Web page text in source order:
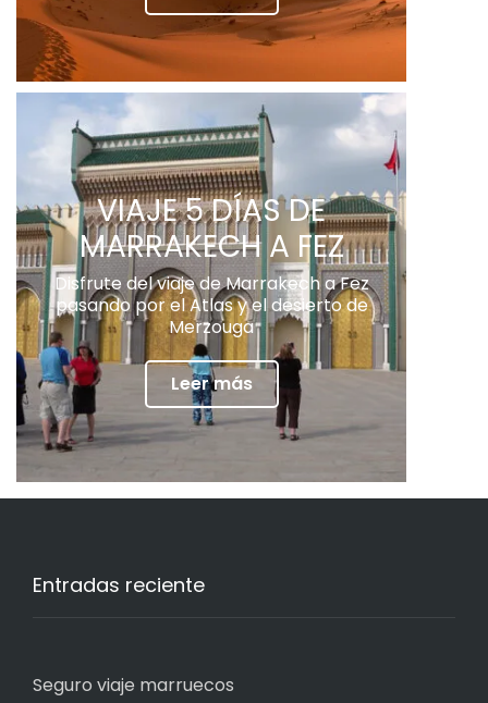
VIAJE 5 DÍAS DE
MARRAKECH A FEZ
Disfrute del viaje de Marrakech a Fez
pasando por el Atlas y el desierto de
Merzouga
Leer más
Entradas reciente
Seguro viaje marruecos